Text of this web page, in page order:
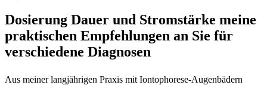
Dosierung Dauer und Stromstärke meine
praktischen Empfehlungen⁣ an Sie für
verschiedene Diagnosen
Aus meiner langjährigen Praxis mit ⁢Iontophorese-Augenbädern